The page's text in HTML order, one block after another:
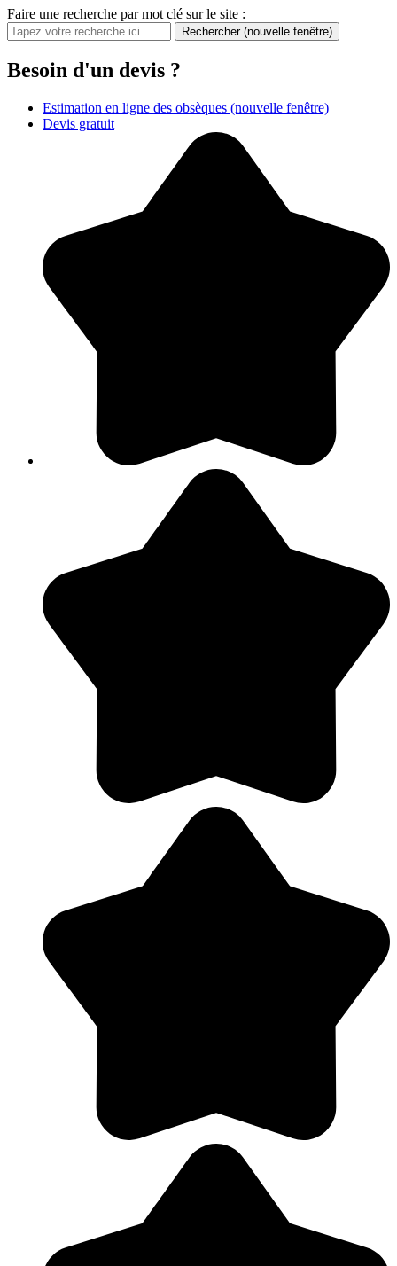
Faire une recherche par mot clé sur le site :
Rechercher (nouvelle fenêtre)
Besoin d'un devis ?
Estimation en ligne des obsèques (nouvelle fenêtre)
Devis gratuit